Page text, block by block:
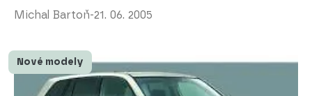
Michal Bartoň-21. 06. 2005
Nové modely